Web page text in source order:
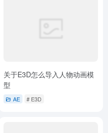
# 安装方法
关于E3D怎么导入人物动画模
型
AE # E3D